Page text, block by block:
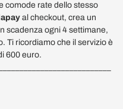
comode rate dello stesso
al checkout, crea un
scadenza ogni 4 settimane,
Ti ricordiamo che il servizio è
600 euro.